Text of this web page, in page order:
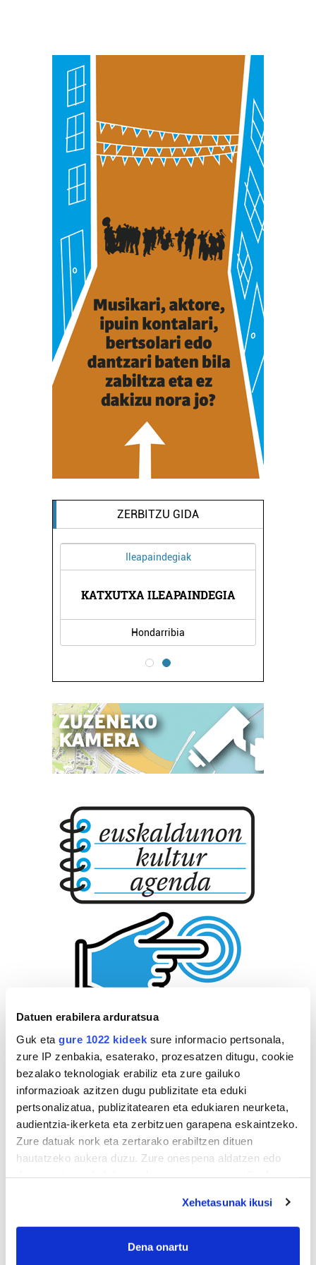
Datuen erabilera arduratsua
Guk eta gure 1022 kideek sure informacio pertsonala,
zure IP zenbakia, esaterako, prozesatzen ditugu, cookie
bezalako teknologiak erabiliz eta zure gailuko
informazioak azitzen dugu publizitate eta eduki
pertsonalizatua, publizitatearen eta edukiaren neurketa,
audientzia-ikerketa eta zerbitzuen garapena eskaintzeko.
Zure datuak nork eta zertarako erabiltzen dituen
hautatzeko aukera duzu. Zure onespena aldatzen edo
If you allow, we would also like to:
Collect information about your geographical
Xehetasunak ikusi
Dena onartu
ZERBITZU GIDA
Ileapaindegiak
KATXUTXA ILEAPAINDEGIA
Hondarribia